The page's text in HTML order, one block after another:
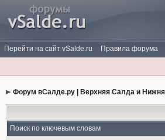
Перейти на сайт vSalde.ru Правила форума
Форум вСалде.ру | Верхняя Салда и
Поиск по ключевым словам